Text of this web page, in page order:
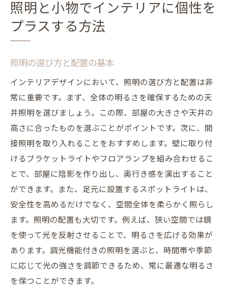
照明と小物でインテリアに個性を
プラスする方法
照明の選び方と配置の基本
インテリアデザインにおいて、照明の選び方と配置は非
常に重要です。まず、全体の明るさを確保するための天
井照明を選びましょう。この際、部屋の大きさや天井の
高さに合ったものを選ぶことがポイントです。次に、間
接照明を取り入れることをおすすめします。壁に取り付
けるブラケットライトやフロアランプを組み合わせるこ
とで、部屋に陰影を作り出し、奥行き感を演出すること
ができます。また、足元に設置するスポットライトは、
安全性を高めるだけでなく、空間全体を柔らかく照らし
ます。照明の配置も大切です。例えば、狭い空間では鏡
を使って光を反射させることで、明るさを広げる効果が
あります。調光機能付きの照明を選ぶと、時間帯や季節
に応じて光の強さを調節できるため、常に最適な明るさ
を保つことができます。